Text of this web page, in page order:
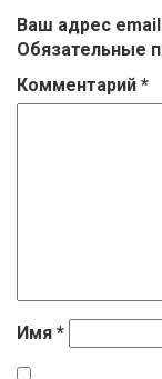
Ваш адрес
Обязательные
Комментарий *
Имя *